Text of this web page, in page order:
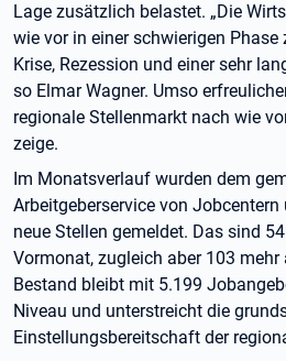
Lage zusätzlich belastet. „Die
wie vor in einer schwierigen
Krise, Rezession und einer sehr
so Elmar Wagner. Umso
regionale Stellenmarkt nach wie
zeige.
Im Monatsverlauf wurden dem
Arbeitgeberservice von
neue Stellen gemeldet. Das sind
Vormonat, zugleich aber 103
Bestand bleibt mit 5.199
Niveau und unterstreicht die
Einstellungsbereitschaft der